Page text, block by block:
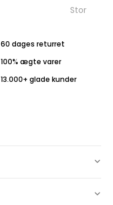
Stor
60 dages returret
100% ægte varer
13.000+ glade kunder